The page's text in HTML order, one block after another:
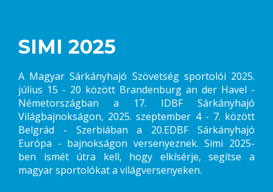
SIMI 2025
A Magyar Sárkányhajó Szövetség sportolói 2025.
július 15 - 20 között Brandenburg an der Havel -
Németországban a 17. IDBF Sárkányhajó
Világbajnokságon, 2025. szeptember 4 - 7. között
Belgrád - Szerbiában a 20.EDBF Sárkányhajó
Európa - bajnokságon versenyeznek. Simi 2025-
ben ismét útra kell, hogy elkísérje, segítse a
magyar sportolókat a világversenyeken.